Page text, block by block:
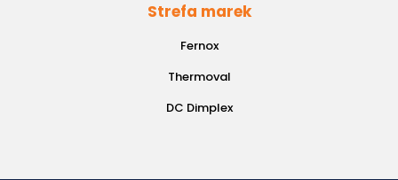
Strefa marek
Fernox
Thermoval
DC Dimplex